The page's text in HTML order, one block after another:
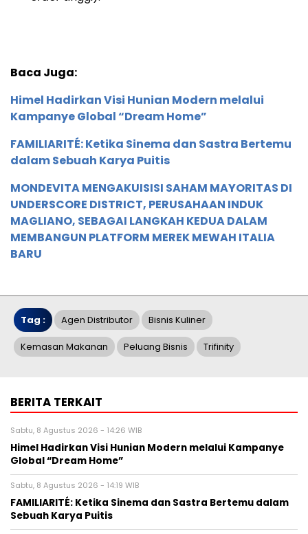
Baca Juga:
Himel Hadirkan Visi Hunian Modern melalui
Kampanye Global “Dream Home”
FAMILIARITÉ: Ketika Sinema dan Sastra Bertemu
dalam Sebuah Karya Puitis
MONDEVITA MENGAKUISISI SAHAM MAYORITAS DI
UNDERSCORE DISTRICT, PERUSAHAAN INDUK
MAGLIANO, SEBAGAI LANGKAH KEDUA DALAM
MEMBANGUN PLATFORM MEREK MEWAH ITALIA
BARU
Tag : Agen Distributor Bisnis Kuliner
Kemasan Makanan Peluang Bisnis Trifinity
BERITA TERKAIT
Sabtu, 8 Agustus 2026 - 14:26 WIB
Himel Hadirkan Visi Hunian Modern melalui Kampanye
Global “Dream Home”
Sabtu, 8 Agustus 2026 - 14:19 WIB
FAMILIARITÉ: Ketika Sinema dan Sastra Bertemu dalam
Sebuah Karya Puitis